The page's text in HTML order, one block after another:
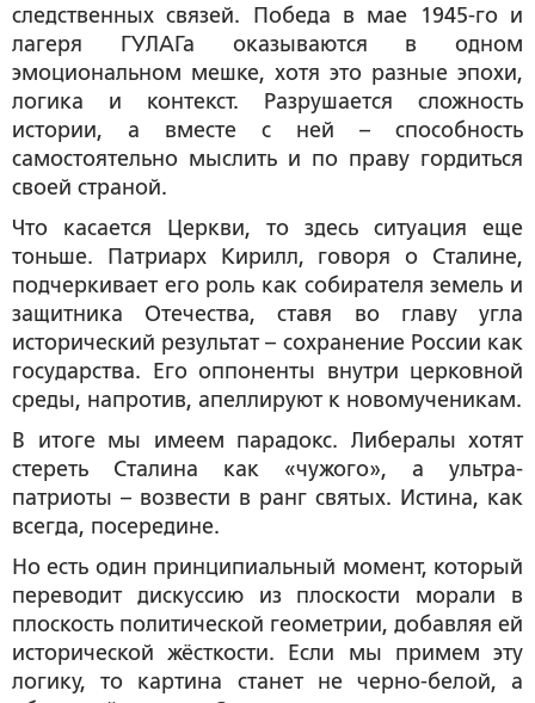
следственных связей. Победа в мае 1945-го и
лагеря ГУЛАГа оказываются в одном
эмоциональном мешке, хотя это разные эпохи,
логика и контекст. Разрушается сложность
истории, а вместе с ней – способность
самостоятельно мыслить и по праву гордиться
своей страной.
Что касается Церкви, то здесь ситуация еще
тоньше. Патриарх Кирилл, говоря о Сталине,
подчеркивает его роль как собирателя земель и
защитника Отечества, ставя во главу угла
исторический результат – сохранение России как
государства. Его оппоненты внутри церковной
среды, напротив, апеллируют к новомученикам.
В итоге мы имеем парадокс. Либералы хотят
стереть Сталина как «чужого», а ультра-
патриоты – возвести в ранг святых. Истина, как
всегда, посередине.
Но есть один принципиальный момент, который
переводит дискуссию из плоскости морали в
плоскость политической геометрии, добавляя ей
исторической жёсткости. Если мы примем эту
логику, то картина станет не черно-белой, а